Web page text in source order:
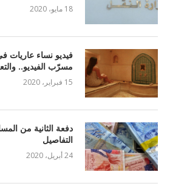
18 مايو، 2020
فيديو نساء عاريات
مسرّب الفيديو..
15 فبراير، 2020
دفعة الثانية من
التفاصيل
24 أبريل، 2020